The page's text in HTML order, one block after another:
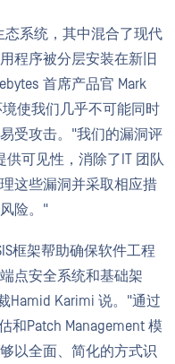
系统，其中混合了现代
程序被分层安装在新旧
首席产品官 Mark
使我们几乎不可能同时
受攻击。"我们的漏洞评
供可见性，消除了IT 团队
这些漏洞并采取相应措
险。"
框架帮助确保软件工程
点安全系统和基础架
Hamid Karimi 说。"通过
和Patch Management 模
以全面、简化的方式识